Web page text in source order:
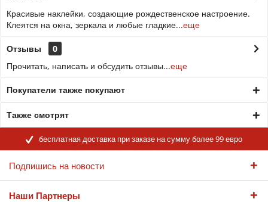
Красивые наклейки, создающие рождественское настроение.
Клеятся на окна, зеркала и любые гладкие...еще
Отзывы
0
Прочитать, написать и обсудить отзывы...еще
Покупатели также покупают
Также смотрят
бесплатная доставка при заказе на сумму более 99 евро
Подпишись на новости
Наши Партнеры